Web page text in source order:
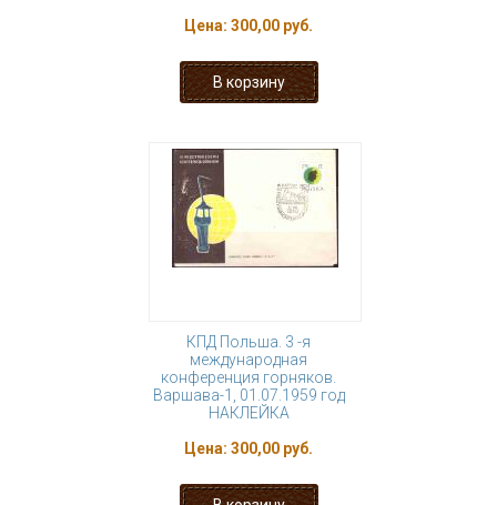
Цена: 300,00 руб.
КПД Польша. 3 -я
международная
конференция горняков.
Варшава-1, 01.07.1959 год
НАКЛЕЙКА
Цена: 300,00 руб.